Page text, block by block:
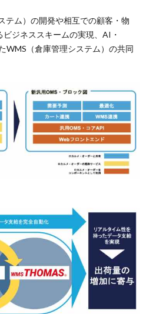
テム）の開発や相互での顧客・物
ジネススキームの実現、AI・
WMS（倉庫管理システム）の共同